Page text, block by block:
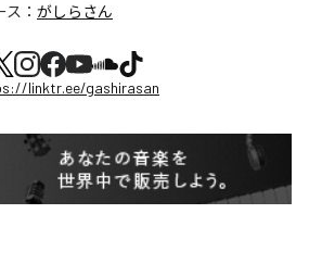
： がしらさん
linktr.ee/gashirasan